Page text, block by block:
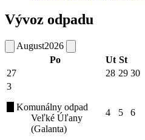
Vývoz odpadu
August2026
Po
Ut St
27
28 29 30
3
Komunálny odpad
Veľké Úľany
(Galanta)
4 5 6